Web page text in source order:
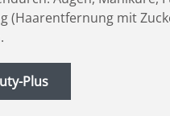
(Haarentfernung mit
Plus